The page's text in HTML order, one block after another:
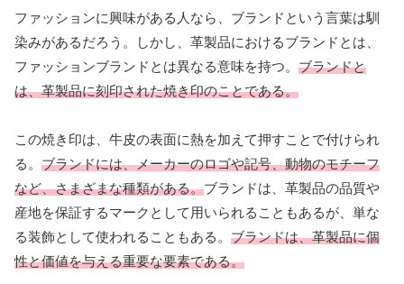
ファッションに興味がある人なら、ブランドという言葉は馴
染みがあるだろう。しかし、革製品におけるブランドとは、
ファッションブランドとは異なる意味を持つ。 ブランドと
は、革製品に刻印された焼き印のことである。
この焼き印は、牛皮の表面に熱を加えて押すことで付けられ
る。 ブランドには、メーカーのロゴや記号、動物のモチーフ
など、さまざまな種類がある。ブランドは、革製品の品質や
産地を保証するマークとして用いられることもあるが、単な
る装飾として使われることもある。 ブランドは、革製品に個
性と価値を与える重要な要素である。